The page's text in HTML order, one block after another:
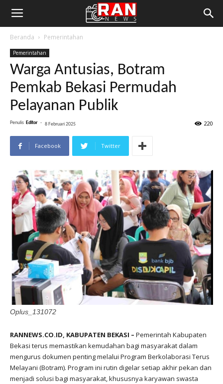
Beranda Pemerintahan
Pemerintahan
Warga Antusias, Botram
Pemkab Bekasi Permudah
Pelayanan Publik
Penulis Editor - 8 Februari 2025 220
Facebook Twitter
Oplus_131072
RANNEWS.CO.ID, KABUPATEN BEKASI – Pemerintah Kabupaten
Bekasi terus memastikan kemudahan bagi masyarakat dalam
mengurus dokumen penting melalui Program Berkolaborasi Terus
Melayani (Botram). Program ini rutin digelar setiap akhir pekan dan
menjadi solusi bagi masyarakat, khususnya karyawan swasta